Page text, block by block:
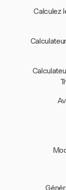
Calculez